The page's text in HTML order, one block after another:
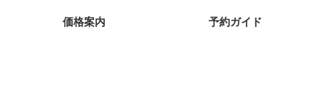
価格案内 予約ガイド